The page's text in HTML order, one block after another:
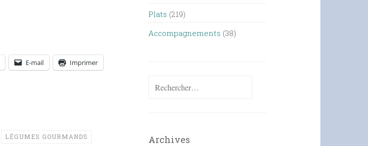
E-mail Imprimer
LÉGUMES GOURMANDS
Plats (219)
Accompagnements (38)
Rechercher :
Archives